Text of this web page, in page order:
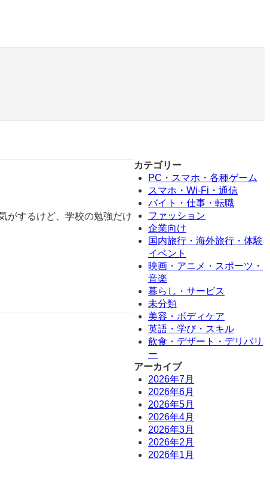
がするけど、学校の勉強だけ
カテゴリー
PC・スマホ・各種ゲーム
スマホ・Wi-Fi・通信
バイト・仕事・転職
ファッション
企業向け
国内旅行・海外旅行・体験
イベント
映画・アニメ・スポーツ・
音楽
暮らし・サービス
未分類
美容・ボディケア
英語・学び・スキル
飲食・デザート・デリバリ
ー
アーカイブ
2026年7月
2026年6月
2026年5月
2026年4月
2026年3月
2026年2月
2026年1月